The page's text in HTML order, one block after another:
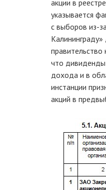
акции в
указывается
с выборов из-
правительство
что дивиденды
дохода и в
инстанции
акций в